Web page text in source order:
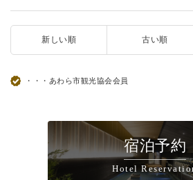
新しい順 古い順
・・・あわら市観光協会会員
宿泊予約
Hotel